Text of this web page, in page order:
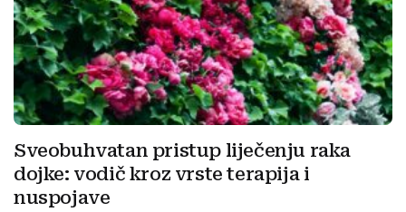
Sveobuhvatan pristup liječenju raka
dojke: vodič kroz vrste terapija i
nuspojave